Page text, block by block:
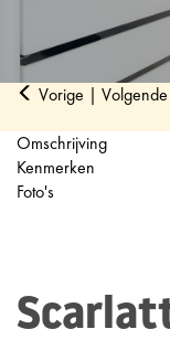
Vorige | Volgende
Omschrijving
Kenmerken
Foto's